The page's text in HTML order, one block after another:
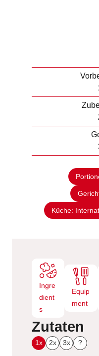
Küche:
Ingre
dient
s
Equip
ment
Zutaten
1x 2x 3x ?